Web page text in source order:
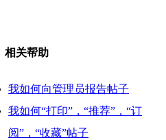
相关帮助
我如何向管理员报告帖子
我如何“打印”，“推荐”，“订
阅”，“收藏”帖子